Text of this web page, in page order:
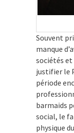
Souvent
manque
sociétés et
justifier le
période
barmaids
social, le
physique